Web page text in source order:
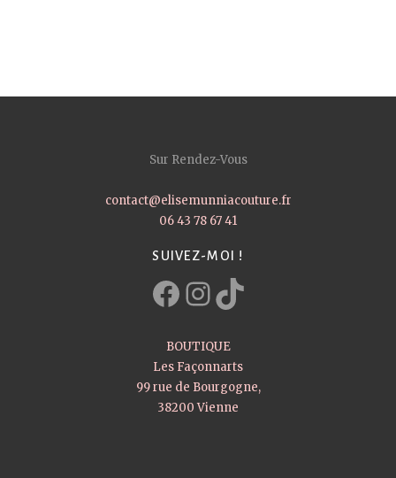
Sur Rendez-Vous
contact@elisemunniacouture.fr
06 43 78 67 41
SUIVEZ-MOI !
Facebook InstagramTikTok
BOUTIQUE
Les Façonnarts
99 rue de Bourgogne,
38200 Vienne